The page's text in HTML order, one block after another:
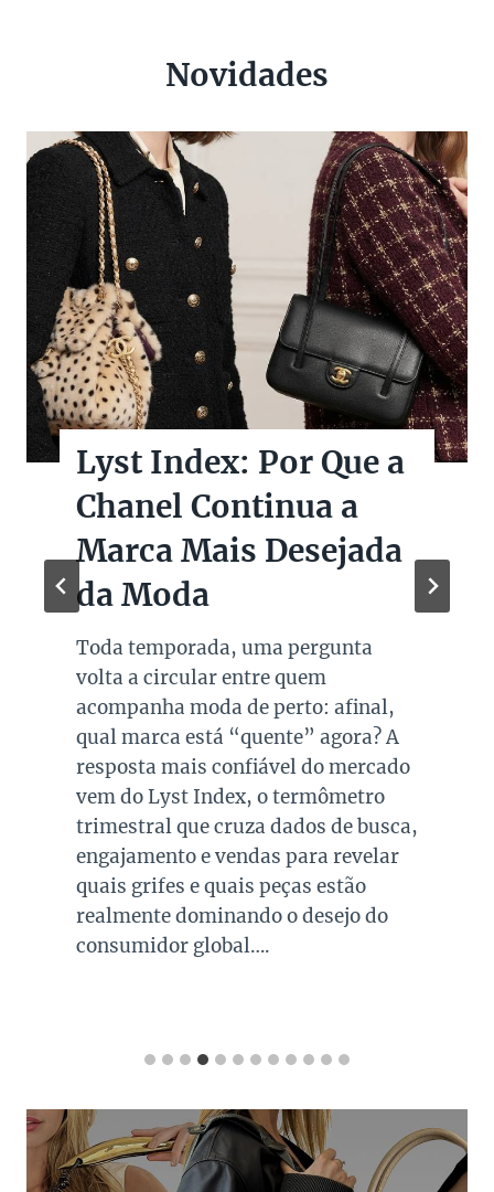
Novidades
Lyst Index: Por Que a
Chanel Continua a
Marca Mais Desejada
da Moda
Toda temporada, uma pergunta
volta a circular entre quem
acompanha moda de perto: afinal,
qual marca está “quente” agora? A
resposta mais confiável do mercado
vem do Lyst Index, o termômetro
trimestral que cruza dados de busca,
engajamento e vendas para revelar
quais grifes e quais peças estão
realmente dominando o desejo do
consumidor global….